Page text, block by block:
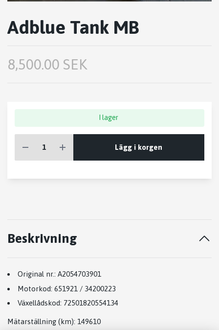
Adblue Tank MB
8,500.00 SEK
I lager
Lägg i korgen
Beskrivning
Original nr.: A2054703901
Motorkod: 651921 / 34200223
Växellådskod: 72501820554134
Mätarställning (km): 149610